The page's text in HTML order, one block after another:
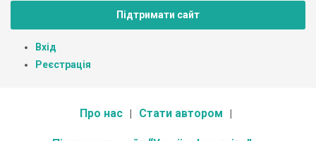
Підтримати сайт
Вхід
Реєстрація
Про нас Стати автором